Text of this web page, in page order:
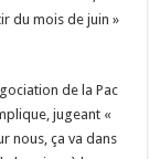
du mois de juin »
de la Pac
jugeant «
nous, ça va dans